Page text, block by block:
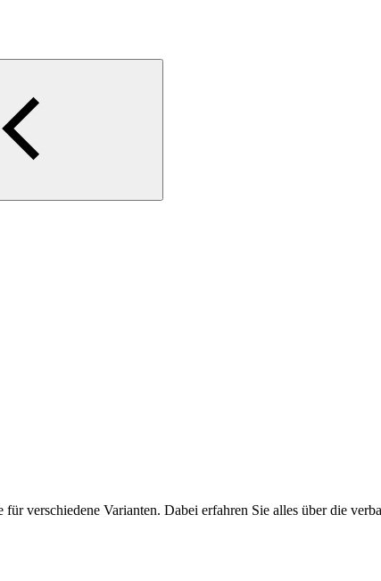
verschiedene Varianten. Dabei erfahren Sie alles über die